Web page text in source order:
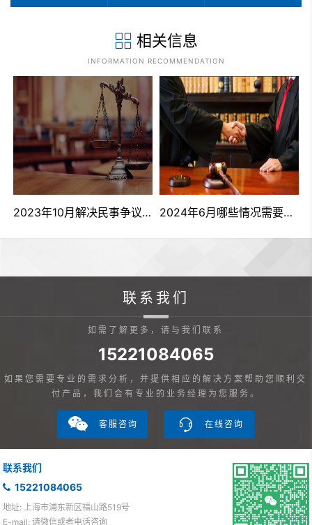
相关信息
INFORMATION RECOMMENDATION
2023年10月解决民事争议的四种途径是什么 2024年6月哪些情况需要聘请律师？
联系我们
如需了解更多，请与我们联系
15221084065
如果您需要专业的需求分析，并提供相应的解决方案帮助您顺利交
付产品，我们会有专业的业务经理为您服务。
客服咨询 在线咨询
联系我们
15221084065
地址: 上海市浦东新区福山路519号
E-mail: 请微信或者电话咨询